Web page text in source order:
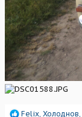
Р
Felix, Холоднов,